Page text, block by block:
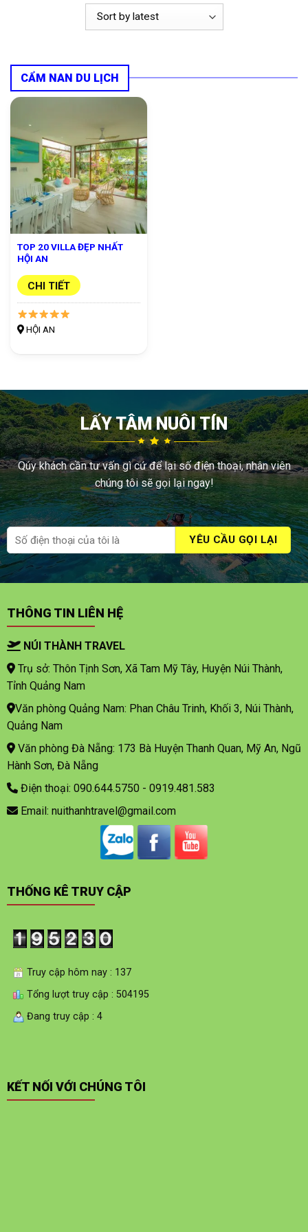
CẨM NAN DU LỊCH
TOP 20 VILLA ĐẸP NHẤT
HỘI AN
CHI TIẾT
HỘI AN
LẤY TÂM NUÔI TÍN
Qúy khách cần tư vấn gì cứ để lại số điện thoại, nhân viên
chúng tôi sẽ gọi lại ngay!
THÔNG TIN LIÊN HỆ
NÚI THÀNH TRAVEL
Trụ sở: Thôn Tịnh Sơn, Xã Tam Mỹ Tây, Huyện Núi Thành,
Tỉnh Quảng Nam
Văn phòng Quảng Nam: Phan Châu Trinh, Khối 3, Núi Thành,
Quảng Nam
Văn phòng Đà Nẵng: 173 Bà Huyện Thanh Quan, Mỹ An, Ngũ
Hành Sơn, Đà Nẵng
Điện thoại: 090.644.5750 - 0919.481.583
Email: nuithanhtravel@gmail.com
THỐNG KÊ TRUY CẬP
Truy cập hôm nay : 137
Tổng lượt truy cập : 504195
Đang truy cập : 4
KẾT NỐI VỚI CHÚNG TÔI